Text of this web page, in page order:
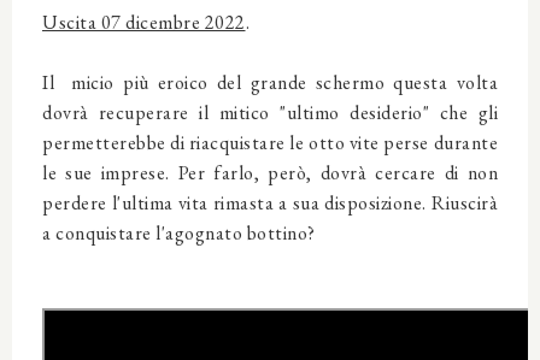
Uscita 07 dicembre 2022.
Il micio più eroico del grande schermo questa volta
dovrà recuperare il mitico "ultimo desiderio" che gli
permetterebbe di riacquistare le otto vite perse durante
le sue imprese. Per farlo, però, dovrà cercare di non
perdere l'ultima vita rimasta a sua disposizione. Riuscirà
a conquistare l'agognato bottino?